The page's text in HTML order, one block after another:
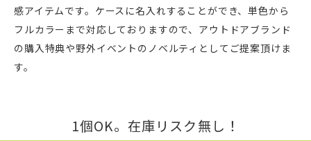
感アイテムです。ケースに名入れすることができ、単色から
フルカラーまで対応しておりますので、アウトドアブランド
の購入特典や野外イベントのノベルティとしてご提案頂けま
す。
1個OK。在庫リスク無し！